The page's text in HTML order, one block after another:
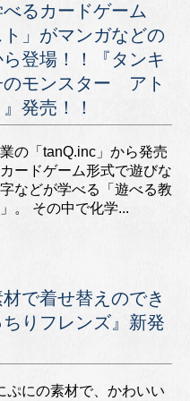
るカードゲーム
ト」がマンガなどの
登場！！『タンキ
モンスター アト
発売！！
の「tanQ.inc」から発売
ードゲーム形式で遊びな
などが学べる「遊べる教
。 その中で化学...
で着せ替えのでき
りフレンズ』新発
ぷにの素材で、かわいい